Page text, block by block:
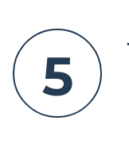
5